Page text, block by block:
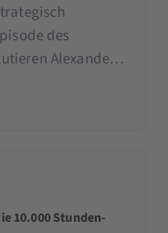
des
Alexander,
Einfluss von
10.000 Stunden-